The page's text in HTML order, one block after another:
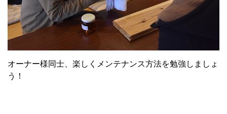
オーナー様同士、楽しくメンテナンス方法を勉強しましょ
う！